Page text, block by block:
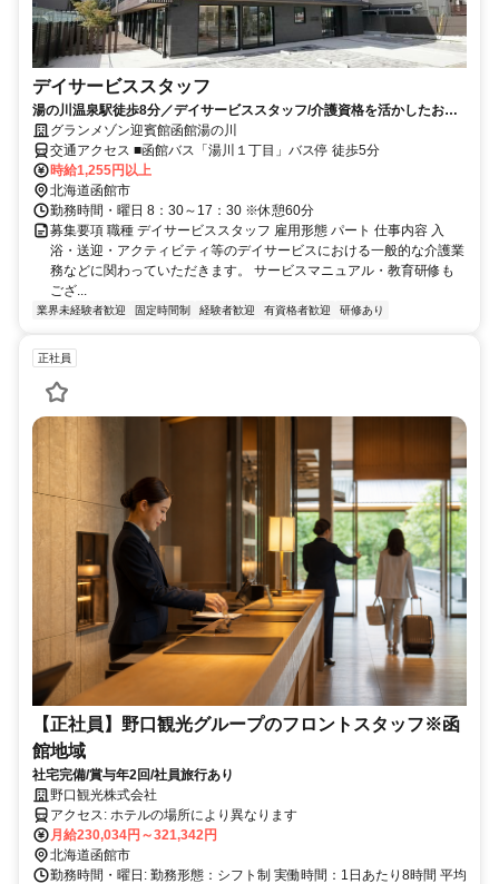
デイサービススタッフ
湯の川温泉駅徒歩8分／デイサービススタッフ/介護資格を活かしたお仕
事／研修充実の学研グループ
グランメゾン迎賓館函館湯の川
交通アクセス ■函館バス「湯川１丁目」バス停 徒歩5分
時給1,255円以上
北海道函館市
勤務時間・曜日 8：30～17：30 ※休憩60分
募集要項 職種 デイサービススタッフ 雇用形態 パート 仕事内容 入
浴・送迎・アクティビティ等のデイサービスにおける一般的な介護業
務などに関わっていただきます。 サービスマニュアル・教育研修も
ござ...
業界未経験者歓迎 固定時間制 経験者歓迎 有資格者歓迎 研修あり
正社員
【正社員】野口観光グループのフロントスタッフ※函
館地域
社宅完備/賞与年2回/社員旅行あり
野口観光株式会社
アクセス: ホテルの場所により異なります
月給230,034円～321,342円
北海道函館市
勤務時間・曜日: 勤務形態：シフト制 実働時間：1日あたり8時間 平均